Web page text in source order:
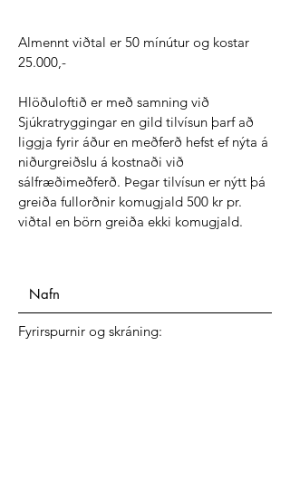
Almennt viðtal er 50 mínútur og kostar
25.000,-
Hlöðuloftið er með samning við
Sjúkratryggingar en gild tilvísun þarf að
liggja fyrir áður en meðferð hefst ef nýta á
niðurgreiðslu á kostnaði við
sálfræðimeðferð. Þegar tilvísun er nýtt þá
greiða fullorðnir komugjald 500 kr pr.
viðtal en börn greiða ekki komugjald.
​Fyrirspurnir og skráning: